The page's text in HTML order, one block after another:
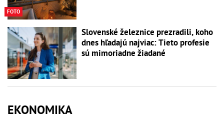
FOTO
Slovenské železnice prezradili, koho
dnes hľadajú najviac: Tieto profesie
sú mimoriadne žiadané
EKONOMIKA